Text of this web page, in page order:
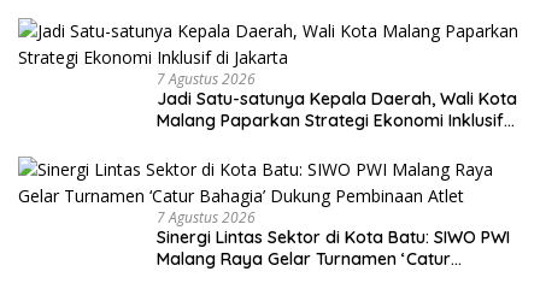
7 Agustus 2026
Jadi Satu-satunya Kepala Daerah, Wali Kota
Malang Paparkan Strategi Ekonomi Inklusif
7 Agustus 2026
Sinergi Lintas Sektor di Kota Batu: SIWO PWI
Malang Raya Gelar Turnamen ‘Catur